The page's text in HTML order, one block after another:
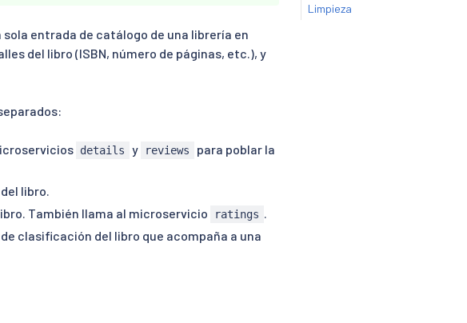
entrada de catálogo de una librería en
del libro (ISBN, número de páginas, etc.), y
details y reviews
para poblar la
libro.
También llama al microservicio ratings .
clasificación del libro que acompaña a una
Limpieza